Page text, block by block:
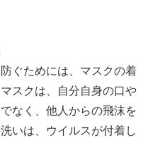
ぐためには、マスクの着
スクは、自分自身の口や
なく、他人からの飛沫を
いは、ウイルスが付着し